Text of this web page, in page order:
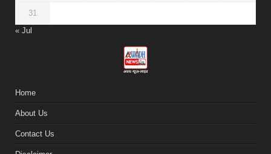
31
« Jul
Home
About Us
Contact Us